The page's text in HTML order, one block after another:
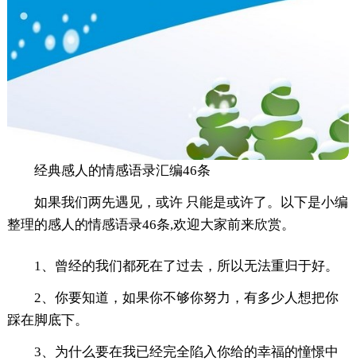
经典感人的情感语录汇编46条
如果我们两先遇见，或许 只能是或许了。以下是小编
整理的感人的情感语录46条,欢迎大家前来欣赏。
1、曾经的我们都死在了过去，所以无法重归于好。
2、你要知道，如果你不够你努力，有多少人想把你
踩在脚底下。
3、为什么要在我已经完全陷入你给的幸福的憧憬中